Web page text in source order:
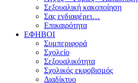
Σεξουαλική κακοποίηση
Σας ενδιαφέρει…
Επικαιρότητα
ΕΦΗΒΟΙ
Συμπεριφορά
Σχολείο
Σεξουαλικότητα
Σχολικός εκφοβισμός
Διαδίκτυο